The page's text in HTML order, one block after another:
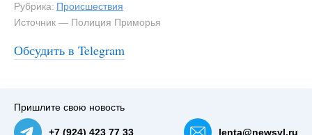
Рубрика: Происшествия
Источник — Полиция Приморья
Обсудить в Telegram
Пришлите свою новость
+7 (924) 423 77 33 lenta@newsvl.ru